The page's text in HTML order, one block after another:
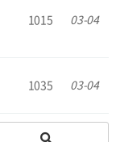
1015 03-04
1035 03-04